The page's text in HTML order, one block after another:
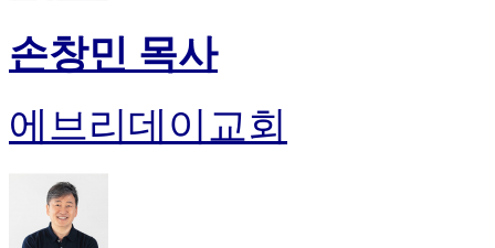
손창민 목사
에브리데이교회